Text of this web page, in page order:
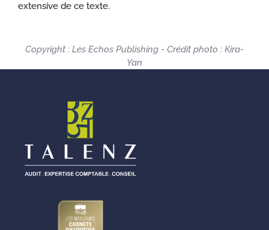
extensive de ce texte.
Copyright : Les Echos Publishing - Crédit photo : Kira-
Yan